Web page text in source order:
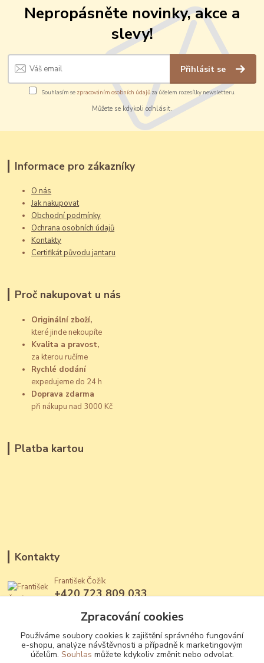
Nepropásněte novinky, akce a
slevy!
Přihlásit se
Souhlasím se zpracováním osobních údajůza účelem rozesílky newsletteru.
Můžete se kdykoli odhlásit.
Informace pro zákazníky
O nás
Jak nakupovat
Obchodní podmínky
Ochrana osobních údajů
Kontakty
Certifikát původu jantaru
Proč nakupovat u nás
Originální zboží,
které jinde nekoupíte
Kvalita a pravost,
za kterou ručíme
Rychlé dodání
expedujeme do 24 h
Doprava zdarma
při nákupu nad 3000 Kč
Platba kartou
Kontakty
František Čožík
+420 723 809 033
Zpracování cookies
Používáme soubory cookies k zajištění správného fungování
e-shopu, analýze návštěvnosti a případně k marketingovým
účelům. Souhlas můžete kdykoliv změnit nebo odvolat.